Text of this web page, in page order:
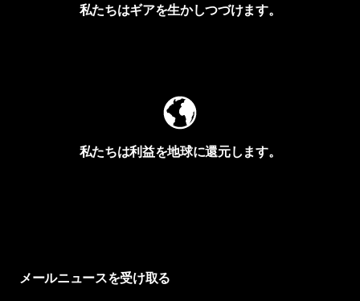
私たちはギアを生かしつづけます。
私たちは利益を地球に還元します。
メールニュースを受け取る